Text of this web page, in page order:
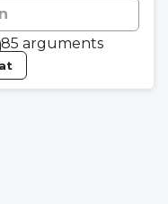
85 arguments